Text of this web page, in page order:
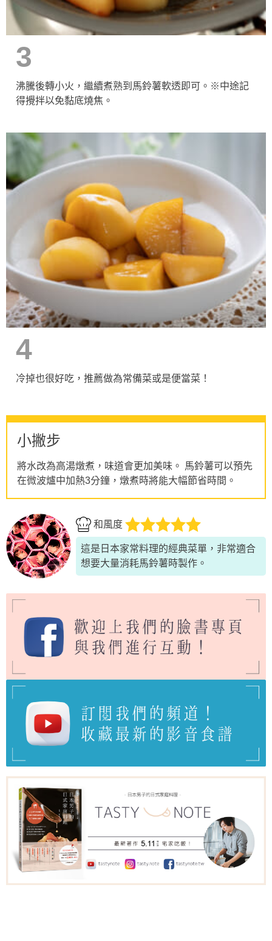
3
沸騰後轉小火，繼續煮熟到馬鈴薯軟透即可。※中途記
得攪拌以免黏底燒焦。
4
冷掉也很好吃，推薦做為常備菜或是便當菜！
小撇步
將水改為高湯燉煮，味道會更加美味。 馬鈴薯可以預先
在微波爐中加熱3分鐘，燉煮時將能大幅節省時間。
和風度
這是日本家常料理的經典菜單，非常適合
想要大量消耗馬鈴薯時製作。